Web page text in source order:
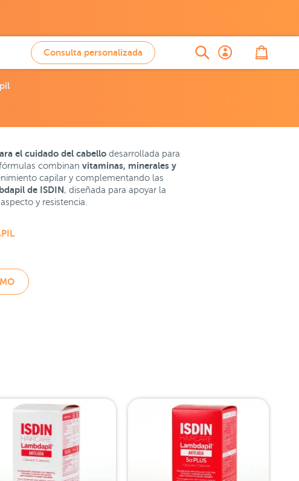
Consulta personalizada
el cuidado del cabello desarrollada para
combinan vitaminas, minerales y
capilar y complementando las
de ISDIN, diseñada para apoyar la
y resistencia.